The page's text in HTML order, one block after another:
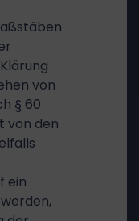
von
§ 60
von den
ein